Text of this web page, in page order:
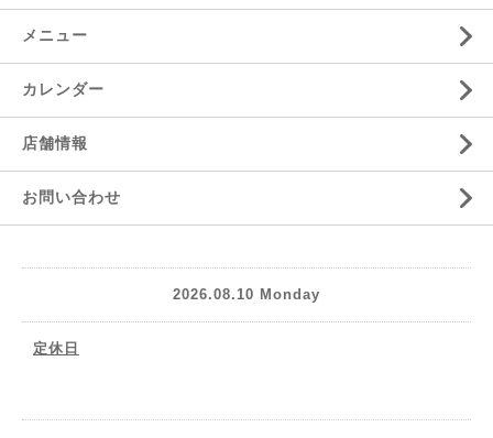
メニュー
カレンダー
店舗情報
お問い合わせ
2026.08.10 Monday
定休日